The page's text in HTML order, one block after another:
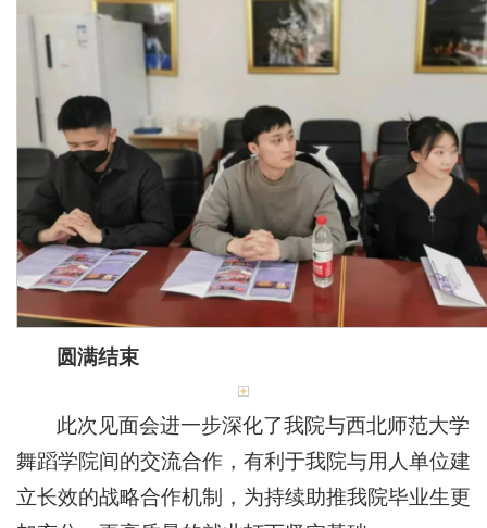
圆满结束
此次见面会进一步深化了我院与西北师范大学
舞蹈学院间的交流合作，有利于我院与用人单位建
立长效的战略合作机制，为持续助推我院毕业生更